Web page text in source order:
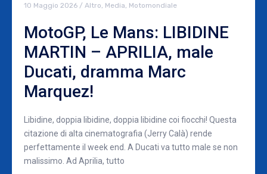
10 Maggio 2026 / Altro Media Motomondiale
MotoGP, Le Mans: LIBIDINE
MARTIN – APRILIA, male
Ducati, dramma Marc
Marquez!
Libidine, doppia libidine, doppia libidine coi fiocchi! Questa
citazione di alta cinematografia (Jerry Calà) rende
perfettamente il week end. A Ducati va tutto male se non
malissimo. Ad Aprilia, tutto